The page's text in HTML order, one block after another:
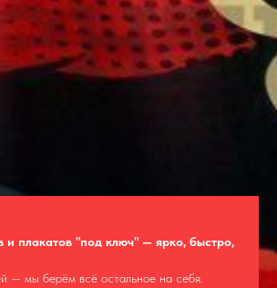
и плакатов "под ключ" — ярко, быстро,
— мы берём всё остальное на себя.